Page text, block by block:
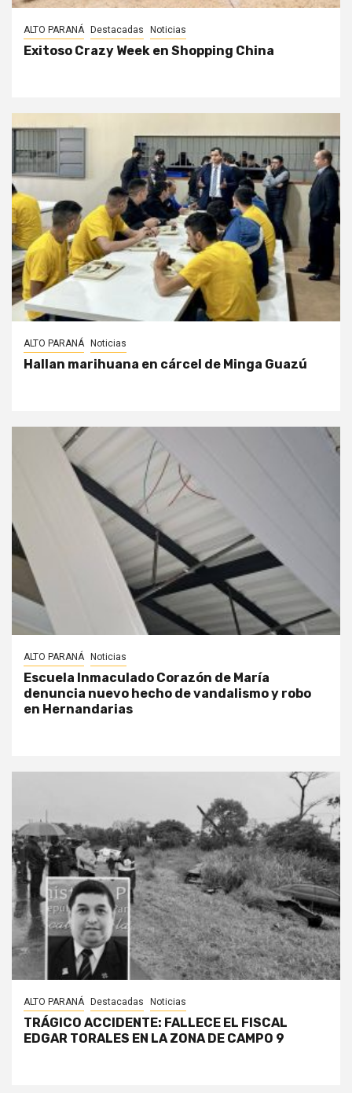
ALTO PARANÁ Destacadas Noticias
Exitoso Crazy Week en Shopping China
ALTO PARANÁ Noticias
Hallan marihuana en cárcel de Minga Guazú
ALTO PARANÁ Noticias
Escuela Inmaculado Corazón de María
denuncia nuevo hecho de vandalismo y robo
en Hernandarias
ALTO PARANÁ Destacadas Noticias
TRÁGICO ACCIDENTE: FALLECE EL FISCAL
EDGAR TORALES EN LA ZONA DE CAMPO 9